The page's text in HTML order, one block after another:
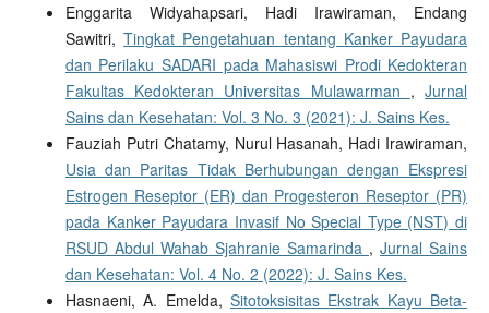
Enggarita Widyahapsari, Hadi Irawiraman, Endang
Sawitri,Tingkat Pengetahuan tentang Kanker Payudara
dan Perilaku SADARI pada Mahasiswi Prodi Kedokteran
Fakultas Kedokteran Universitas Mulawarman ,Jurnal
Sains dan Kesehatan: Vol. 3 No. 3 (2021): J. Sains Kes.
Fauziah Putri Chatamy, Nurul Hasanah, Hadi Irawiraman,
Usia dan Paritas Tidak Berhubungan dengan Ekspresi
Estrogen Reseptor (ER) dan Progesteron Reseptor (PR)
pada Kanker Payudara Invasif No Special Type (NST) di
RSUD Abdul Wahab Sjahranie Samarinda ,Jurnal Sains
dan Kesehatan: Vol. 4 No. 2 (2022): J. Sains Kes.
Hasnaeni, A. Emelda, Sitotoksisitas Ekstrak Kayu Beta-